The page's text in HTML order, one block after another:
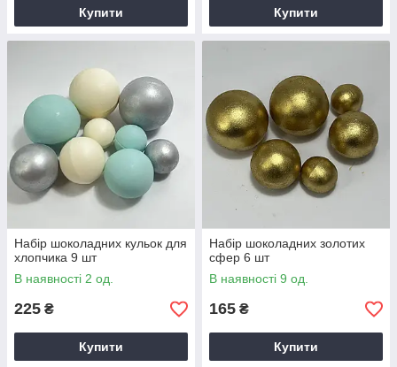
Купити Купити
Набір шоколадних кульок для
хлопчика 9 шт
В наявності 2 од.
225 ₴
Купити
Набір шоколадних золотих
сфер 6 шт
В наявності 9 од.
165 ₴
Купити